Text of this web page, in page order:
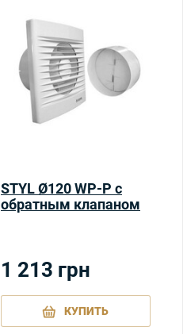
STYL Ø120 WP-P с
обратным клапаном
1 213 грн
КУПИТЬ